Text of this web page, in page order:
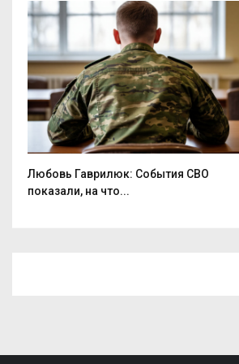
Любовь Гаврилюк: События СВО
показали, на что...